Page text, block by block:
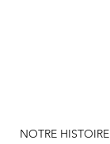
NOTRE HISTOIRE